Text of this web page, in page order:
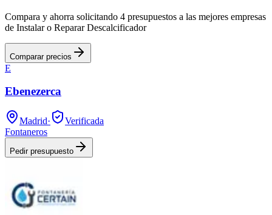
Compara y ahorra solicitando 4 presupuestos a las mejores empresas
de Instalar o Reparar Descalcificador
Comparar precios
E
Ebenezerca
Madrid·
Verificada
Fontaneros
Pedir presupuesto